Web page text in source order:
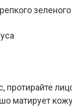
протирайте
матирует